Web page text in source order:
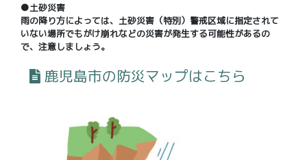
●土砂災害
雨の降り方によっては、土砂災害（特別）警戒区域に指定されて
いない場所でもがけ崩れなどの災害が発生する可能性があるの
で、注意しましょう。
鹿児島市の防災マップはこちら